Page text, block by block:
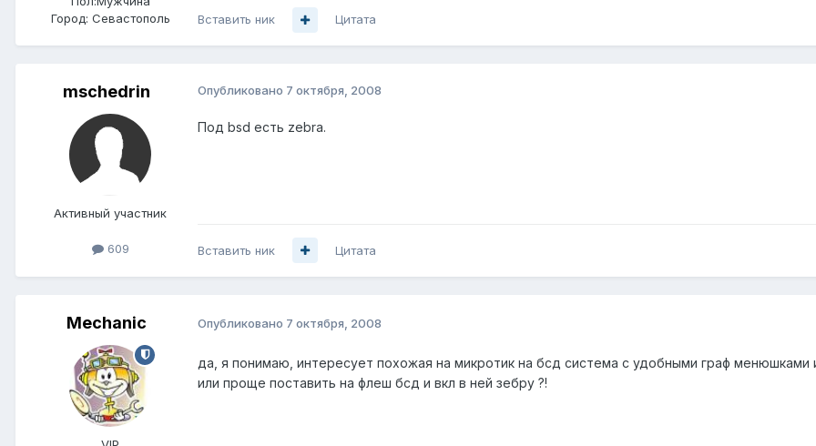
Город: Севастополь Вставить ник Цитата
mschedrin
Активный участник
609
Опубликовано 7 октября, 2008
Под bsd есть zebra.
Вставить ник Цитата
Mechanic Опубликовано 7 октября, 2008
да, я понимаю, интересует похожая на микротик на бсд система с удобными граф менюшками
или проще поставить на флеш бсд и вкл в ней зебру ?!